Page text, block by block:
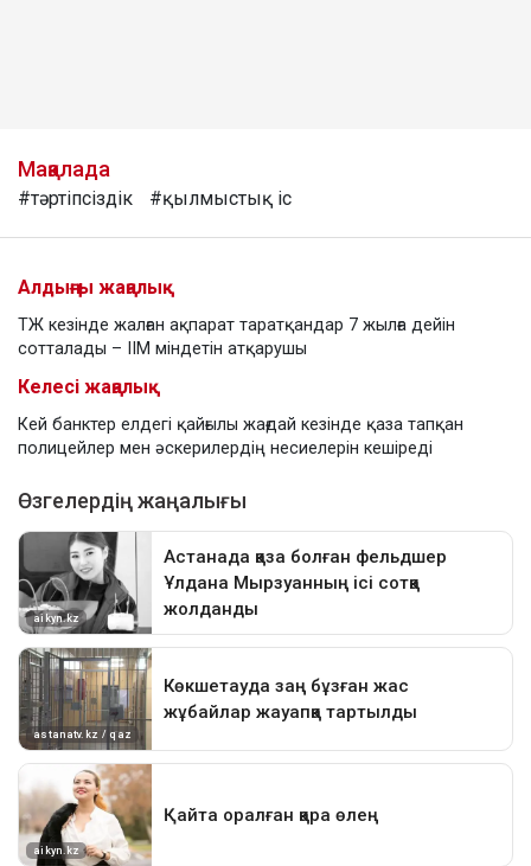
Мақалада
#тәртіпсіздік #қылмыстық іс
Алдыңғы жаңалық
ТЖ кезінде жалған ақпарат таратқандар 7 жылға дейін
сотталады – ІІМ міндетін атқарушы
Келесі жаңалық
Кей банктер елдегі қайғылы жағдай кезінде қаза тапқан
полицейлер мен әскерилердің несиелерін кешіреді